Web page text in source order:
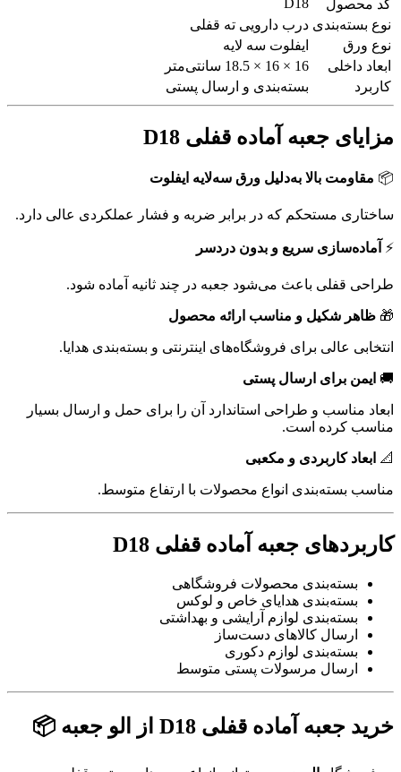
کد محصول
D18
نوع بسته‌بندی درب دارویی ته قفلی
نوع ورق
ایفلوت سه لایه
ابعاد داخلی
16 × 16 × 18.5 سانتی‌متر
کاربرد
بسته‌بندی و ارسال پستی
مزایای جعبه آماده قفلی D18
📦 مقاومت بالا به‌دلیل ورق سه‌لایه ایفلوت
ساختاری مستحکم که در برابر ضربه و فشار عملکردی عالی دارد.
⚡ آماده‌سازی سریع و بدون دردسر
طراحی قفلی باعث می‌شود جعبه در چند ثانیه آماده شود.
🎁 ظاهر شکیل و مناسب ارائه محصول
انتخابی عالی برای فروشگاه‌های اینترنتی و بسته‌بندی هدایا.
🚚 ایمن برای ارسال پستی
ابعاد مناسب و طراحی استاندارد آن را برای حمل و ارسال بسیار
مناسب کرده است.
📐 ابعاد کاربردی و مکعبی
مناسب بسته‌بندی انواع محصولات با ارتفاع متوسط.
کاربردهای جعبه آماده قفلی D18
بسته‌بندی محصولات فروشگاهی
بسته‌بندی هدایای خاص و لوکس
بسته‌بندی لوازم آرایشی و بهداشتی
ارسال کالاهای دست‌ساز
بسته‌بندی لوازم دکوری
ارسال مرسولات پستی متوسط
خرید جعبه آماده قفلی D18 از الو جعبه 📦